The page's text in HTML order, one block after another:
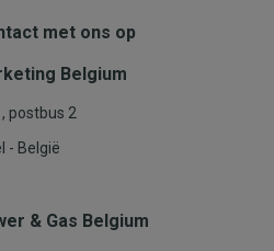
met ons op
Belgium
postbus 2
- België
& Gas Belgium